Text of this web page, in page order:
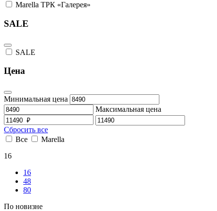
Marella ТРК «Галерея»
SALE
SALE
Цена
Минимальная цена
Максимальная цена
Сбросить все
Все
Marella
16
16
48
80
По новизне